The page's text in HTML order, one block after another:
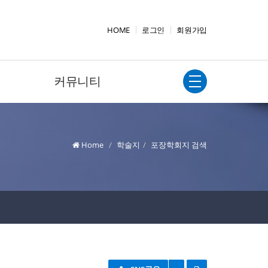
HOME 로그인 회원가입
커뮤니티
Home 학술지 포장학회지 검색